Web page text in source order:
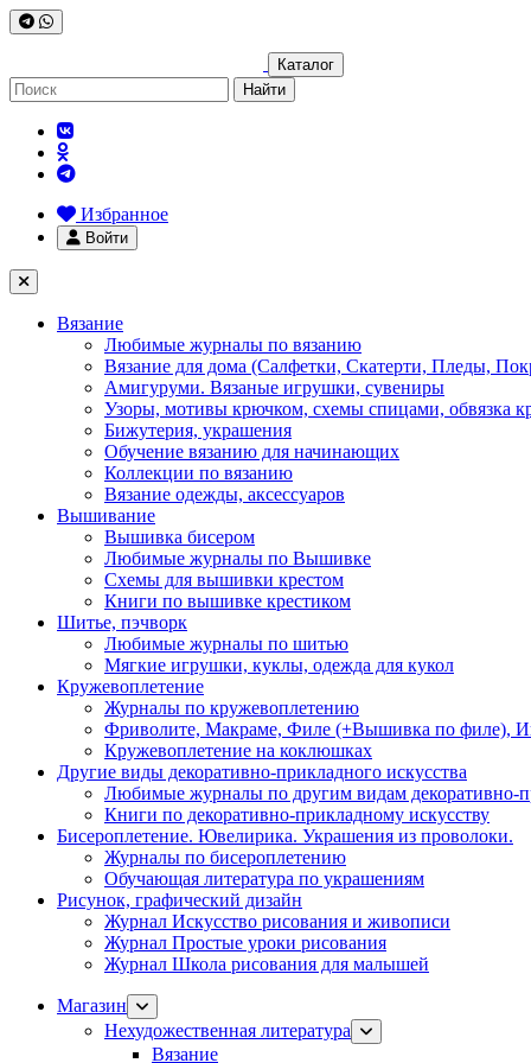
Каталог
Найти
Избранное
Войти
Вязание
Любимые журналы по вязанию
Вязание для дома (Салфетки, Скатерти, Пледы,
Амигуруми. Вязаные игрушки, сувениры
Узоры, мотивы крючком, схемы спицами, обвязка
Бижутерия, украшения
Обучение вязанию для начинающих
Коллекции по вязанию
Вязание одежды, аксессуаров
Вышивание
Вышивка бисером
Любимые журналы по Вышивке
Схемы для вышивки крестом
Книги по вышивке крестиком
Шитье, пэчворк
Любимые журналы по шитью
Мягкие игрушки, куклы, одежда для кукол
Кружевоплетение
Журналы по кружевоплетению
Фриволите, Макраме, Филе (+Вышивка по филе),
Кружевоплетение на коклюшках
Другие виды декоративно-прикладного искусства
Любимые журналы по другим видам декоративно-
Книги по декоративно-прикладному искусству
Бисероплетение. Ювелирика. Украшения из проволоки.
Журналы по бисероплетению
Обучающая литература по украшениям
Рисунок, графический дизайн
Журнал Искусство рисования и живописи
Журнал Простые уроки рисования
Журнал Школа рисования для малышей
Магазин
Нехудожественная литература
Вязание